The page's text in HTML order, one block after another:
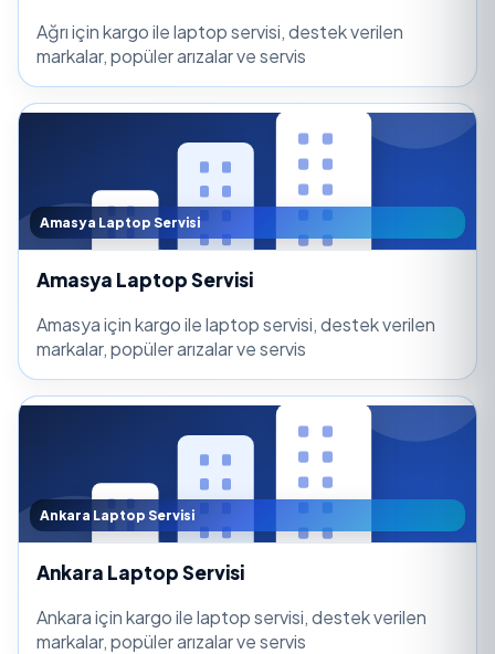
Ağrı için kargo ile laptop servisi, destek verilen
markalar, popüler arızalar ve servis
Amasya Laptop Servisi
Amasya Laptop Servisi
Amasya için kargo ile laptop servisi, destek verilen
markalar, popüler arızalar ve servis
Ankara Laptop Servisi
Ankara Laptop Servisi
Ankara için kargo ile laptop servisi, destek verilen
markalar, popüler arızalar ve servis